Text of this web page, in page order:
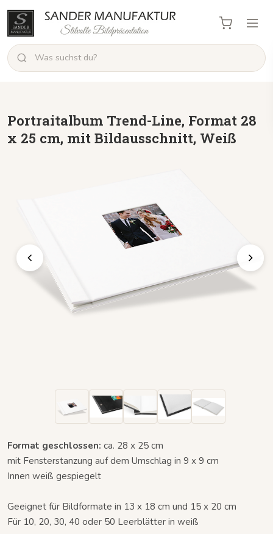
Portraitalbum Trend-Line, Format 28
x 25 cm, mit Bildausschnitt, Weiß
Format geschlossen: ca. 28 x 25 cm
mit Fensterstanzung auf dem Umschlag in 9 x 9 cm
Innen weiß gespiegelt
Geeignet für Bildformate in 13 x 18 cm und 15 x 20 cm
Für 10, 20, 30, 40 oder 50 Leerblätter in weiß